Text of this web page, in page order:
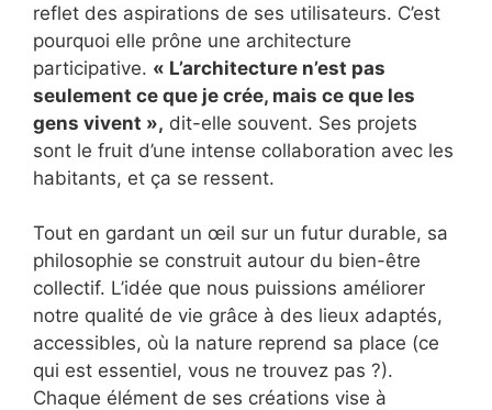
reflet des aspirations de ses utilisateurs. C’est
pourquoi elle prône une architecture
participative. « L’architecture n’est pas
seulement ce que je crée, mais ce que les
gens vivent », dit-elle souvent. Ses projets
sont le fruit d’une intense collaboration avec les
habitants, et ça se ressent.
Tout en gardant un œil sur un futur durable, sa
philosophie se construit autour du bien-être
collectif. L’idée que nous puissions améliorer
notre qualité de vie grâce à des lieux adaptés,
accessibles, où la nature reprend sa place (ce
qui est essentiel, vous ne trouvez pas ?).
Chaque élément de ses créations vise à